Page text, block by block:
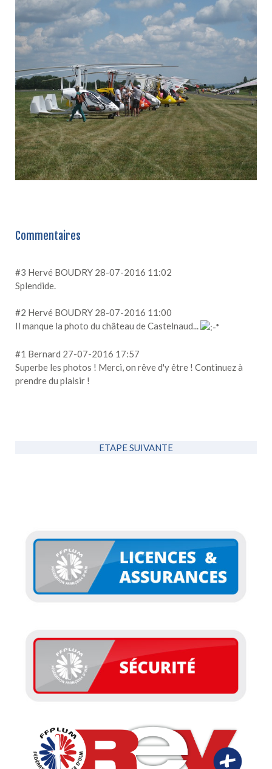
Commentaires
#3 Hervé BOUDRY 28-07-2016 11:02
Splendide.
#2 Hervé BOUDRY 28-07-2016 11:00
Il manque la photo du château de Castelnaud...
#1 Bernard 27-07-2016 17:57
Superbe les photos ! Merci, on rêve d'y être ! Continuez à
prendre du plaisir !
ETAPE SUIVANTE